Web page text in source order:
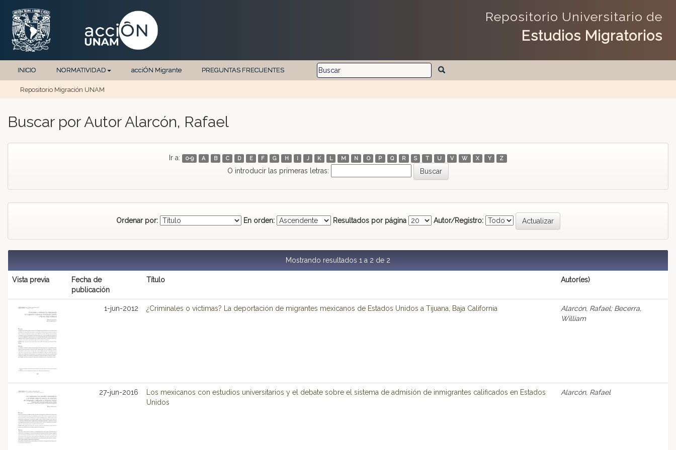
Repositorio Universitario de
Estudios Migratorios
INICIO NORMATIVIDAD acciÓN Migrante PREGUNTAS FRECUENTES
Repositorio Migración UNAM
Buscar por Autor Alarcón, Rafael
Ir a: 0-9 A B C D E F G H I J K L M N O P Q R S T U V W X Y Z
O introducir las primeras letras:
Ordenar por: En orden: Resultados por página Autor/Registro:
Mostrando resultados 1 a 2 de 2
Vista previa
Fecha de
publicación
Título Autor(es)
1-jun-2012 ¿Criminales o víctimas? La deportación de migrantes mexicanos de Estados Unidos a Tijuana, Baja California
Alarcón, Rafael; Becerra,
William
27-jun-2016
Los mexicanos con estudios universitarios y el debate sobre el sistema de admisión de inmigrantes calificados en Estados
Unidos
Alarcón, Rafael